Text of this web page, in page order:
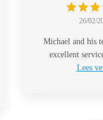
26/02/
Michael and his
excellent
Lees